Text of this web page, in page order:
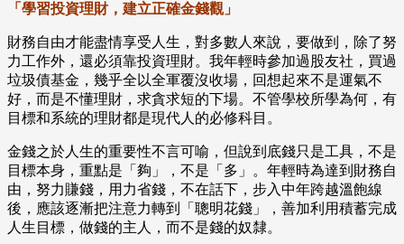
「學習投資理財，建立正確金錢觀」
財務自由才能盡情享受人生，對多數人來說，要做到，除了努
力工作外，還必須靠投資理財。我年輕時參加過股友社，買過
垃圾債基金，幾乎全以全軍覆沒收場，回想起來不是運氣不
好，而是不懂理財，求貪求短的下場。不管學校所學為何，有
目標和系統的理財都是現代人的必修科目。
金錢之於人生的重要性不言可喻，但說到底錢只是工具，不是
目標本身，重點是「夠」，不是「多」。年輕時為達到財務自
由，努力賺錢，用力省錢，不在話下，步入中年跨越溫飽線
後，應該逐漸把注意力轉到「聰明花錢」，善加利用積蓄完成
人生目標，做錢的主人，而不是錢的奴隸。